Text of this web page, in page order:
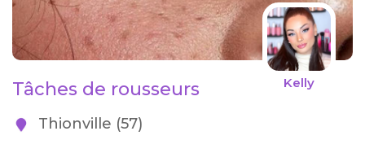
Kelly
Tâches de rousseurs
Thionville (57)